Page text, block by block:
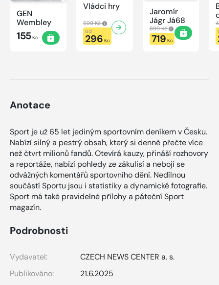
GEN
Wembley
155Kč
Vládci hry
599 Kč
od
296 Kč
Jaromír
Jágr Já68
899 Kč
719 Kč
Anotace
Sport je už 65 let jediným sportovním deníkem v Česku.
Nabízí silný a pestrý obsah, který si denně přečte více
než čtvrt milionů fandů. Otevírá kauzy, přináší rozhovory
a reportáže, nabízí pohledy ze zákulisí a nebojí se
odvážných komentářů sportovního dění. Nedílnou
součástí Sportu jsou i statistiky a dynamické fotografie.
Sport má také pravidelné přílohy a páteční Sport
magazín.
Podrobnosti
Vydavatel:
CZECH NEWS CENTER a. s.
Publikováno:
21.6.2025